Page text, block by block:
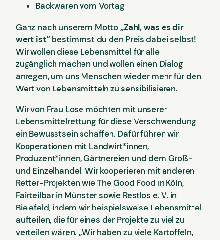
Backwaren vom Vortag
Ganz nach unserem Motto„Zahl, was es dir
wert ist“ bestimmst du den Preis dabei selbst!
Wir wollen diese Lebensmittel für alle
zugänglich machen und wollen einen Dialog
anregen, um uns Menschen wieder mehr für den
Wert von Lebensmitteln zu sensibilisieren.
Wir von Frau Lose möchten mit unserer
Lebensmittelrettung für diese Verschwendung
ein Bewusstsein schaffen. Dafür führen wir
Kooperationen mit Landwirt*innen,
Produzent*innen, Gärtnereien und dem Groß-
und Einzelhandel. Wir kooperieren mit anderen
Retter-Projekten wie The Good Food in Köln,
Fairteilbar in Münster sowie Restlos e. V. in
Bielefeld, indem wir beispielsweise Lebensmittel
aufteilen, die für eines der Projekte zu viel zu
verteilen wären. „Wir haben zu viele Kartoffeln,